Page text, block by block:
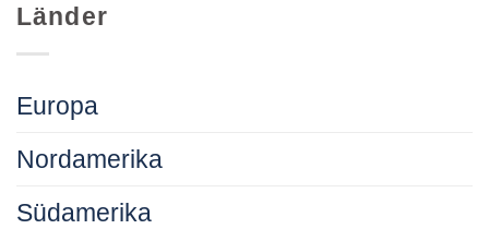
Länder
Europa
Nordamerika
Südamerika